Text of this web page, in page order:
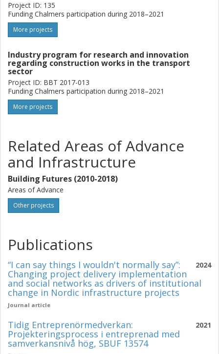
Project ID: 135
Funding Chalmers participation during 2018–2021
More projects
Industry program for research and innovation
regarding construction works in the transport
sector
Project ID: BBT 2017-013
Funding Chalmers participation during 2018–2021
More projects
Related Areas of Advance
and Infrastructure
Building Futures (2010-2018)
Areas of Advance
Other projects
Publications
2024
“I can say things I wouldn't normally say”:
Changing project delivery implementation
and social networks as drivers of institutional
change in Nordic infrastructure projects
Journal article
2021
Tidig Entreprenörmedverkan:
Projekteringsprocess i entreprenad med
samverkansnivå hög, SBUF 13574